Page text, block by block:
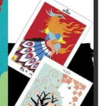
o
p.
io